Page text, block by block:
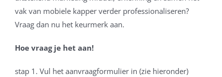
vak van mobiele kapper verder professionaliseren?
Vraag dan nu het keurmerk aan.
Hoe vraag je het aan!
stap 1. Vul het aanvraagformulier in (zie hieronder)